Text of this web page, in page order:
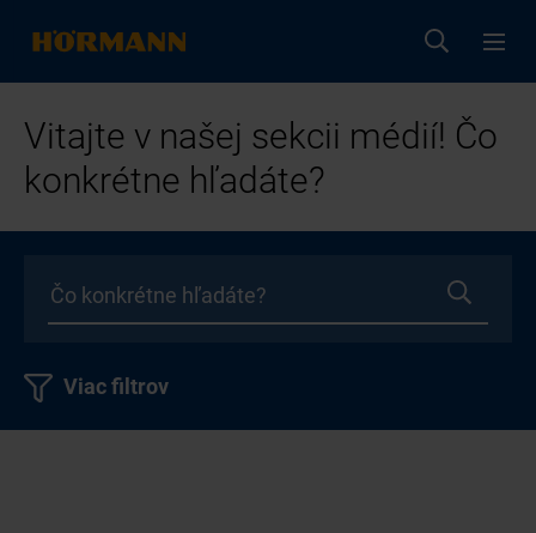
Vitajte v našej sekcii médií! Čo
konkrétne hľadáte?
Viac filtrov